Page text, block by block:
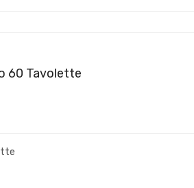
60 Tavolette